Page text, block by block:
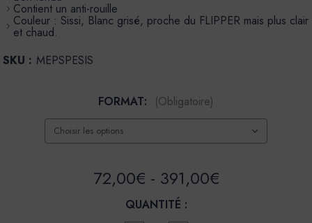
Contient un anti-rouille
Couleur : Sissi, Blanc grisé, proche du FLIPPER mais plus clair
et chaud.
SKU : MEPSPESIS
FORMAT: (Obligatoire)
72,00€ - 391,00€
QUANTITÉ :